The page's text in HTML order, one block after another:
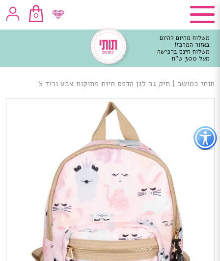
כפתור
לפתיחת
תפריט
נגישות
0
משלוח מהיום להיום
באזור המרכז!
משלוח חינם ברכישה
מעל 300 ש"ח
מרכזי
תותי במושב | תיק גב לגן הדפס חיות מתוקות צבע ורוד S